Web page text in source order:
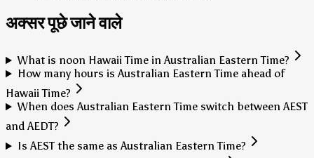
अक्सर पूछे जाने वाले
What is noon Hawaii Time in Australian Eastern Time?
How many hours is Australian Eastern Time ahead of
Hawaii Time?
When does Australian Eastern Time switch between AEST
and AEDT?
Is AEST the same as Australian Eastern Time?